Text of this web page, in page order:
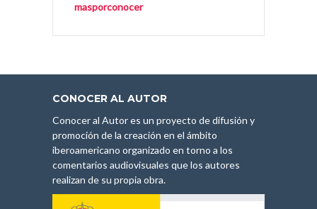
masporconocer
CONOCER AL AUTOR
Conocer al Autor es un proyecto de difusión y
promoción de la creación en el ámbito
iberoamericano organizado en torno a los
comentarios audiovisuales que los autores
realizan de su propia obra.